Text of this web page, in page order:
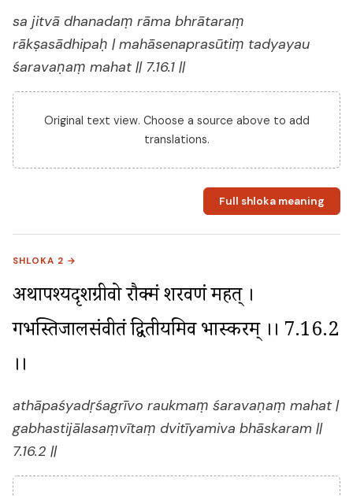
sa jitvā dhanadaṃ rāma bhrātaraṃ
rākṣasādhipaḥ | mahāsenaprasūtiṃ tadyayau
śaravaṇaṃ mahat || 7.16.1 ||
Original text view. Choose a source above to add
translations.
Full shloka meaning
SHLOKA 2 →
अथापश्यदृशग्रीवो रौक्मं शरवणं महत् ।
गभस्तिजालसंवीतं द्वितीयमिव भास्करम् ।। 7.16.2
।।
athāpaśyadṛśagrīvo raukmaṃ śaravaṇaṃ mahat |
gabhastijālasaṃvītaṃ dvitīyamiva bhāskaram ||
7.16.2 ||